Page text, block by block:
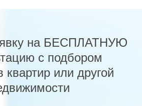
на БЕСПЛАТНУЮ
с подбором
квартир или другой